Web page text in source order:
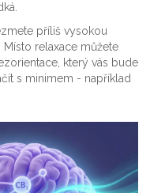
příliš vysokou
relaxace můžete
který vás bude
s minimem - například